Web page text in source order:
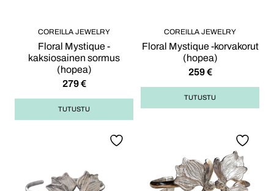
COREILLA JEWELRY
Floral Mystique -
kaksiosainen sormus
(hopea)
279€
TUTUSTU
COREILLA JEWELRY
Floral Mystique -korvakorut
(hopea)
259€
TUTUSTU